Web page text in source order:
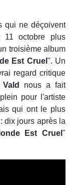
qui ne déçoivent
octobre plus
troisième album
Est Cruel ". Un
regard critique
Vald
nous a fait
pour l'artiste
qui ont le plus
dix jours après la
Est Cruel "